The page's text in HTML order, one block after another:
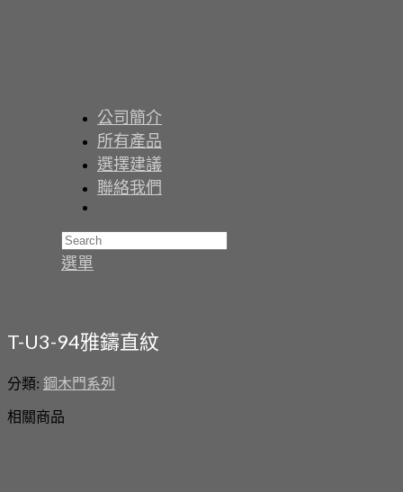
公司簡介
所有產品
選擇建議
聯絡我們
選單
T-U3-94雅鑄直紋
分類: 鋼木門系列
相關商品